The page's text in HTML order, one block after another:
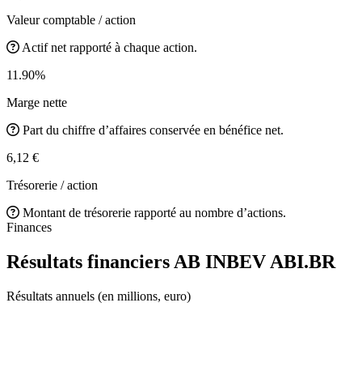
Valeur comptable / action
Actif net rapporté à chaque action.
11.90%
Marge nette
Part du chiffre d’affaires conservée en bénéfice net.
6,12 €
Trésorerie / action
Montant de trésorerie rapporté au nombre d’actions.
Finances
Résultats financiers AB INBEV ABI.BR
Résultats annuels (en millions, euro)